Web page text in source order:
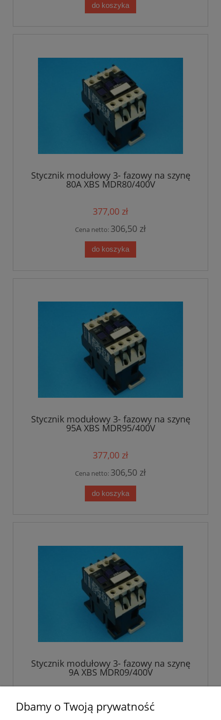
do koszyka
Stycznik modułowy 3- fazowy na szynę
80A XBS MDR80/400V
377,00 zł
Cena netto: 306,50 zł
do koszyka
Stycznik modułowy 3- fazowy na szynę
95A XBS MDR95/400V
377,00 zł
Cena netto: 306,50 zł
do koszyka
Stycznik modułowy 3- fazowy na szynę
9A XBS MDR09/400V
Dbamy o Twoją prywatność